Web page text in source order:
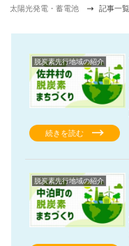
太陽光発電・蓄電池 記事一覧
脱炭素先行地域の紹介
続きを読む
脱炭素先行地域の紹介